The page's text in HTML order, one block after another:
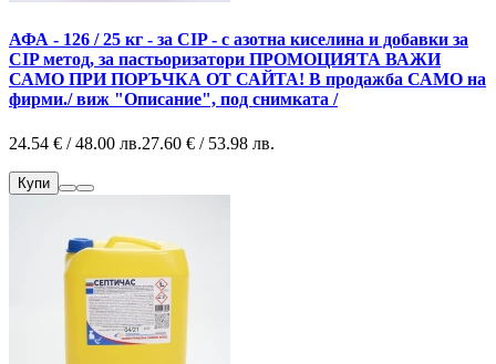
АФА - 126 / 25 кг - за CIP - с азотна киселина и добавки за
CIP метод, за пастьоризатори ПРОМОЦИЯТА ВАЖИ
САМО ПРИ ПОРЪЧКА ОТ САЙТА! В продажба САМО на
фирми./ виж "Описание", под снимката /
24.54 € / 48.00 лв.27.60 € / 53.98 лв.
Купи